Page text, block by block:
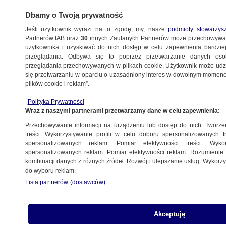
ZDROWIE
ZDROWIE
Eksperci ostrzegają przed "cichym
zabójcą"
Anna Bielecka
16.01.2026, 14:27
Posłuchaj artykułu
Dbamy o Twoją prywatność
Jeśli użytkownik wyrazi na to zgodę, my, naszepodmioty
Partnerów IAB oraz30 innych Zaufanych Partnerów może
użytkownika i uzyskiwać do nich dostęp w celu zapewnienia
przeglądania. Odbywa się to poprzez przetwarzanie danych
przeglądania przechowywanych w plikach cookie. Użytkownik może
się przetwarzaniu w oparciu o uzasadniony interes w dowolnym
plików cookie i reklam”.
Polityka Prywatności
Wraz z naszymi partnerami przetwarzamy dane w celu zapewnienia:
Przechowywanie informacji na urządzeniu lub dostęp do nich.
treści. Wykorzystywanie profili w celu doboru spersonalizowanych
spersonalizowanych reklam. Pomiar efektywności treści.
spersonalizowanych reklam. Pomiar efektywności reklam.
kombinacji danych z różnych źródeł. Rozwój i ulepszanie usług.
do wyboru reklam.
Lista partnerów (dostawców)
Akceptuję